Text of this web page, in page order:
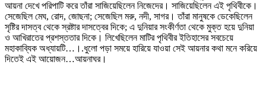
আয়না দেখে পরিপাটি করে তাঁরা সাজিয়েছিলেন নিজেদের। সাজিয়েছিলেন এই পৃথিবীকে।
সেজেছিল মেঘ, রোদ, জোছনা; সেজেছিল মরু, নদী, সাগর। তাঁরা মানুষকে ডেকেছিলেন
সৃষ্টির দাসত্ব থেকে স্রষ্টার দাসত্বের দিকে; এ দুনিয়ার সংকীর্ণতা থেকে মুক্ত হয়ে দুনিয়া
ও আখিরাতের প্রশস্ততার দিকে। লিখেছিলেন মাটির পৃথিবীর ইতিহাসের সবচেয়ে
মহাকাব্যিক অধ্যায়টি…।.ধুলো পড়া সময়ে হারিয়ে যাওয়া সেই আয়নার কথা মনে করিয়ে
দিতেই এই আয়োজন…আয়নাঘর।